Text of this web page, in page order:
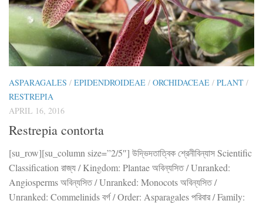
ASPARAGALES / EPIDENDROIDEAE / ORCHIDACEAE / PLANT /
RESTREPIA
APRIL 16, 2016
Restrepia contorta
[su_row][su_column size=”2/5″] উদ্ভিদতাত্বিক শ্রেনীবিন্যাস Scientific
Classification রাজ্য / Kingdom: Plantae অবিন্যসিত / Unranked:
Angiosperms অবিন্যসিত / Unranked: Monocots অবিন্যসিত /
Unranked: Commelinids বর্গ / Order: Asparagales পরিবার / Family: